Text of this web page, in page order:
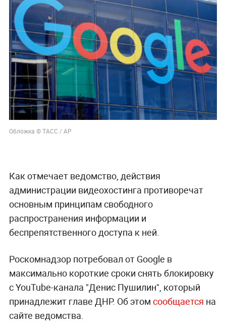
Обложка © ТАСС / АР
Как отмечает ведомство, действия
администрации видеохостинга противоречат
основным принципам свободного
распространения информации и
беспрепятственного доступа к ней.
Роскомнадзор потребовал от Google в
максимально короткие сроки снять блокировку
с YouTube-канала "Денис Пушилин", который
принадлежит главе ДНР. Об этом сообщается на
сайте ведомства.